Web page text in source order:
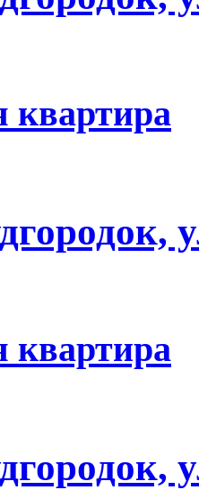
квартира
квартира